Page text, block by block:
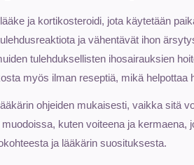
ja kortikosteroidi, jota käytetään
ja vähentävät ihon
tulehduksellisten ihosairauksien
myös ilman reseptiä, mikä helpottaa
ohjeiden mukaisesti, vaikka sitä
kuten voiteena ja kermaena,
ja lääkärin suosituksesta.